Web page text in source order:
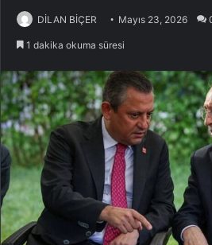
DİLAN BİÇER Mayıs 23, 2026
1 dakika okuma süresi